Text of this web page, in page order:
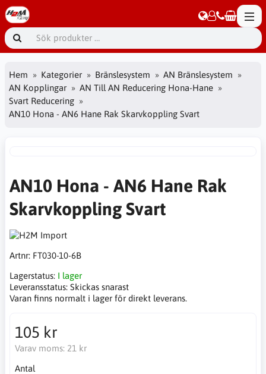
Hem Kategorier Bränslesystem
AN Bränslesystem
AN Kopplingar
AN Till AN Reducering Hona-Hane
Svart Reducering
AN10 Hona - AN6 Hane Rak Skarvkoppling Svart
AN10 Hona - AN6 Hane Rak
Skarvkoppling Svart
Artnr: FT030-10-6B
Lagerstatus: I lager
Leveransstatus: Skickas snarast
Varan finns normalt i lager för direkt leverans.
105 kr
Varav moms: 21 kr
Antal